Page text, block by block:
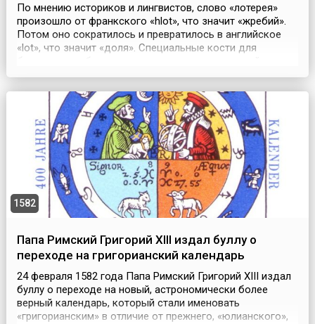
По мнению историков и лингвистов, слово «лотерея»
произошло от франкского «hlot», что значит «жребий».
Потом оно сократилось и превратилось в английское
«lot», что значит «доля». Специальные кости для
древнеегипетских захоронениях. В Европе официальная
устроила в Брюгге (Бельгия) вдова художника Ян...
1582
Папа Римский Григорий XIII издал буллу о
переходе на григорианский календарь
24 февраля 1582 года Папа Римский Григорий XIII издал
буллу о переходе на новый, астрономически более
верный календарь, который стали именовать
«григорианским» в отличие от прежнего, «юлианского»,